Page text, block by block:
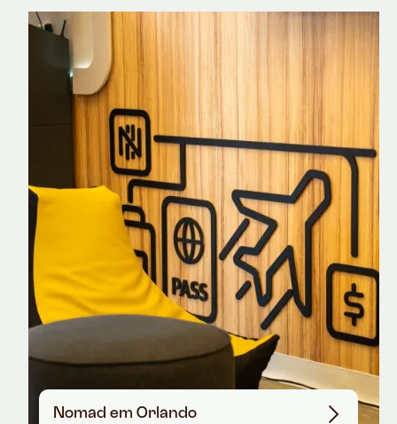
Nomad Explorer
Cartão de crédito brasileiro com cashback
em dólar
Nomad em Orlando